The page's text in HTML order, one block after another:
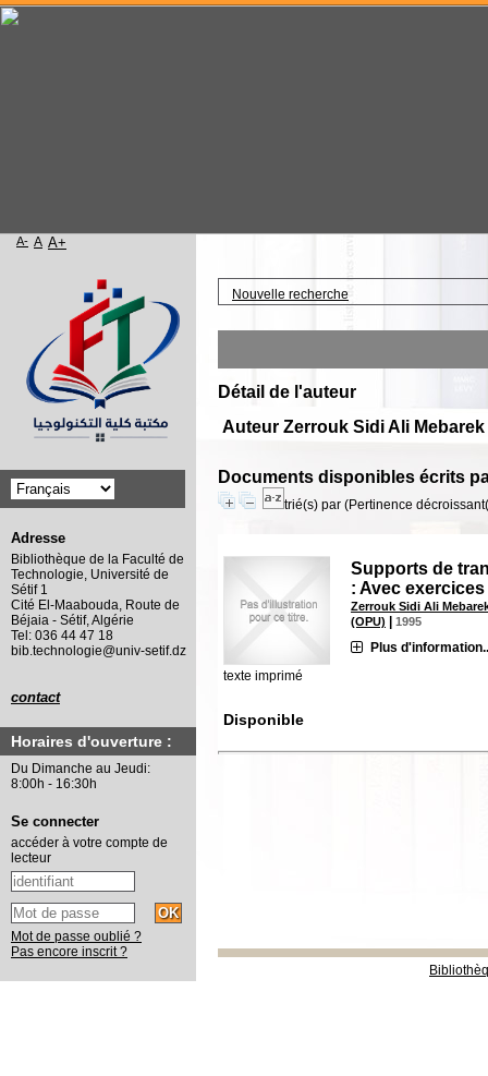
Nouvelle recherche
Détail de l'auteur
Auteur Zerrouk Sidi Ali Mebarek
Documents disponibles écrits
trié(s) par (Pertinence
texte imprimé
Supports de
: Avec
Zerrouk Sidi Ali
(OPU)
|1995
Plus
Disponible
Accueil
A- A A+
Adresse
Bibliothèque de la Faculté de
Technologie, Université de
Sétif 1
Cité El-Maabouda, Route de
Béjaia - Sétif, Algérie
Tel: 036 44 47 18
bib.technologie@univ-setif.dz
contact
Horaires d'ouverture :
Du Dimanche au Jeudi:
8:00h - 16:30h
Se connecter
accéder à votre compte de
lecteur
Mot de passe oublié ?
Pas encore inscrit ?